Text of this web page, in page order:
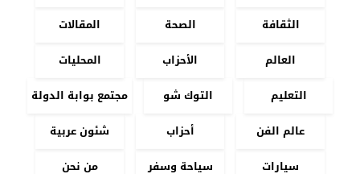
الثقافة
الصحة
المقالات
العالم
الأحزاب
المحليات
التعليم
التوك شو
مجتمع بوابة الدولة
عالم الفن
أحزاب
شئون عربية
سيارات
سياحة وسفر من نحن